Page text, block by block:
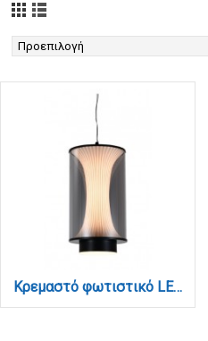
Κρεμαστό φωτιστικό LED απο μαύρο μέταλλο και φιμέ γυαλί, 15x29cm, 2970LM (4085-B-Smoke)